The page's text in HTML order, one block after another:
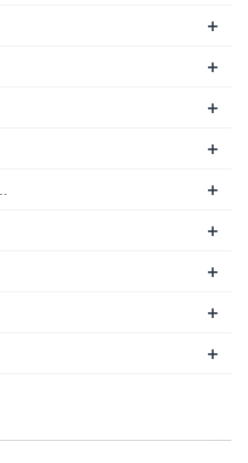
+
+
+
+
+
+
+
+
+